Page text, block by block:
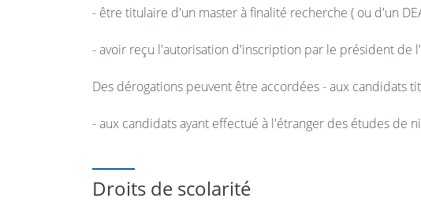
- être titulaire d'un master à finalité recherche ( ou d'un
- avoir reçu l'autorisation d'inscription par le président
Des dérogations peuvent être accordées - aux candidats
- aux candidats ayant effectué à l'étranger des études de
Droits de scolarité